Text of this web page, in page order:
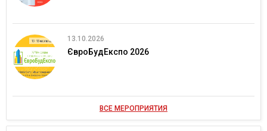
13.10.2026
ЄвроБудЕкспо 2026
ВСЕ МЕРОПРИЯТИЯ